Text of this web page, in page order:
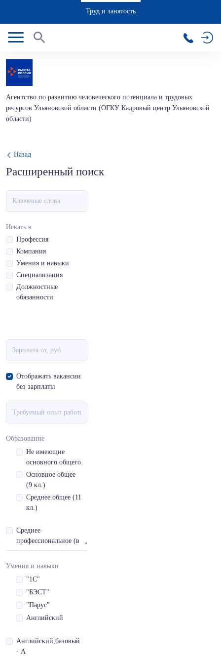
Труд и занятость
Агентство по развитию человеческого потенциала и трудовых
ресурсов Ульяновской области (ОГКУ Кадровый центр Ульяновской
области)
Назад
Расширенный поиск
Искать в
Профессия
Компания
Умения и навыки
Специализация
Должностные
обязанности
Отображать вакансии
без зарплаты
Образование
Не имеющие
основного общего
Основное общее
(9 кл.)
Среднее общее (11
кл.)
Среднее
профессиональное (в
т.ч. начальное
Умения и навыки
"1С"
"БЭСТ"
"Парус"
Английский
Английский,базовый
- A